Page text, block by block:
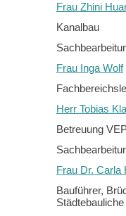
Frau Zhini
Kanalbau
Frau Inga Wolf
Herr Tobias
Betreuung
Frau Dr. Carla
Bauführer,